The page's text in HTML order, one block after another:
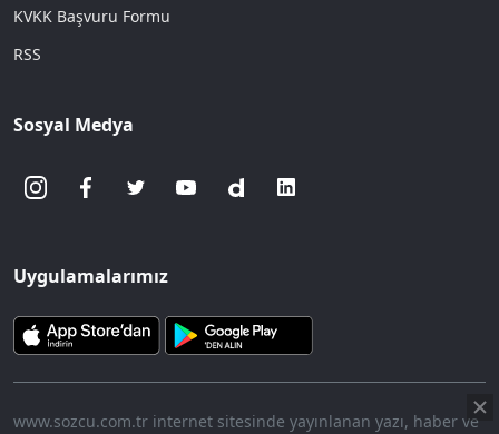
KVKK Başvuru Formu
RSS
Sosyal Medya
Uygulamalarımız
www.sozcu.com.tr internet sitesinde yayınlanan yazı, haber ve